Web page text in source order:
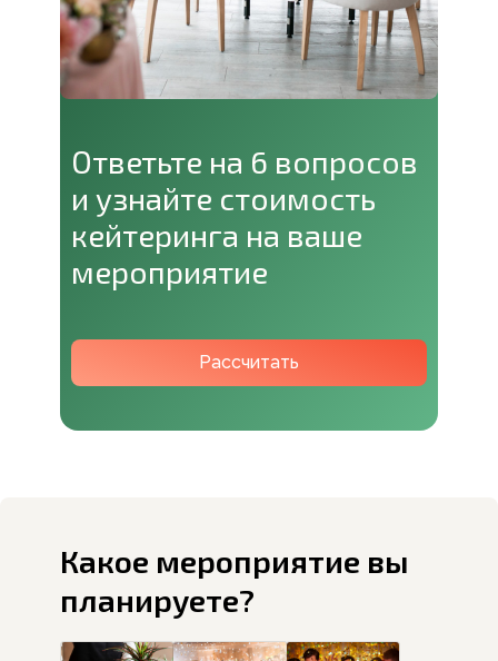
Рассчитать
Ответьте на 6 вопросов
и узнайте стоимость
кейтеринга на ваше
мероприятие
Какое мероприятие вы
планируете?